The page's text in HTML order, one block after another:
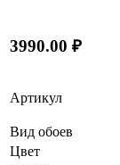
3990.00 ₽
Артикул
Вид обоев
Цвет